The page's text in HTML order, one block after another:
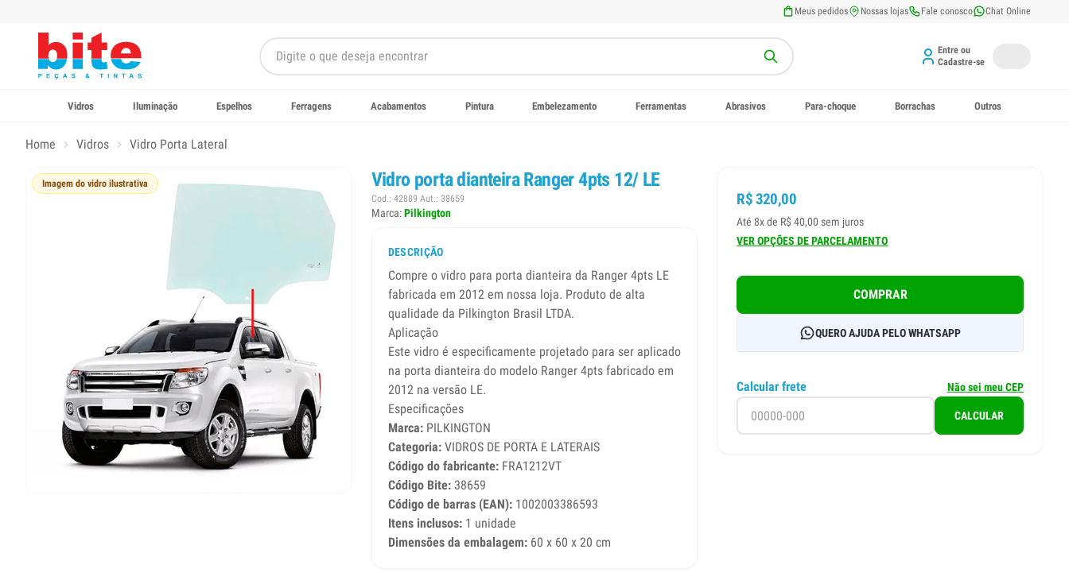
Meus pedidos Nossas lojas Fale conosco Chat Online
Entre ou
Cadastre-se
Vidros Iluminação Espelhos Ferragens Acabamentos Pintura Embelezamento Ferramentas Abrasivos Para-choque Borrachas Outros
Home Vidros Vidro Porta Lateral
Imagem do vidro ilustrativa Vidro porta dianteira Ranger 4pts 12/ LE
Cod.: 42889 Aut.: 38659
Marca:Pilkington
DESCRIÇÃO
Compre o vidro para porta dianteira da Ranger 4pts LE
fabricada em 2012 em nossa loja. Produto de alta
qualidade da Pilkington Brasil LTDA.
Aplicação
Este vidro é especificamente projetado para ser aplicado
na porta dianteira do modelo Ranger 4pts fabricado em
2012 na versão LE.
Especificações
Marca:PILKINGTON
Categoria:VIDROS DE PORTA E LATERAIS
Código do fabricante:FRA1212VT
Código Bite:38659
Código de barras (EAN):1002003386593
Itens inclusos:1 unidade
Dimensões da embalagem:60 x 60 x 20 cm
R$ 320,00
Até 8x de R$ 40,00 sem juros
VER OPÇÕES DE PARCELAMENTO
COMPRAR
QUERO AJUDA PELO WHATSAPP
Calcular frete Não sei meu CEP
CALCULAR